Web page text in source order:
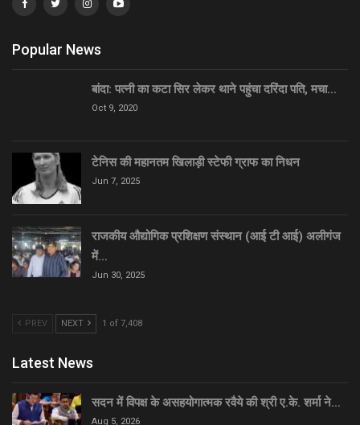
Popular News
बांदा: पत्नी का कटा सिर लेकर थाने पहुंचा दरिंदा पति, मचा…
Oct 9, 2020
टेनिस की महानतम खिलाड़ी स्टेफी ग्राफ का निधन
Jun 7, 2025
राजकीय औद्योगिक प्रशिक्षण संस्थान (आई टी आई) अलीगंज
में…
Jun 30, 2025
PREV NEXT 1 of 7,408
Latest News
सदन में विपक्ष के असहयोगात्मक रवैये की श्री ए.के. शर्मा ने…
Aug 5, 2026